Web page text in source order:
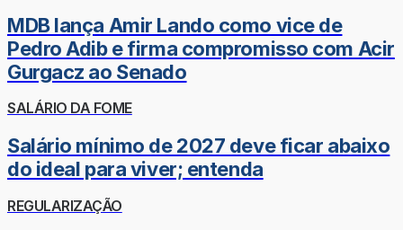
MDB lança Amir Lando como vice de
Pedro Adib e firma compromisso com Acir
Gurgacz ao Senado
SALÁRIO DA FOME
Salário mínimo de 2027 deve ficar abaixo
do ideal para viver; entenda
REGULARIZAÇÃO